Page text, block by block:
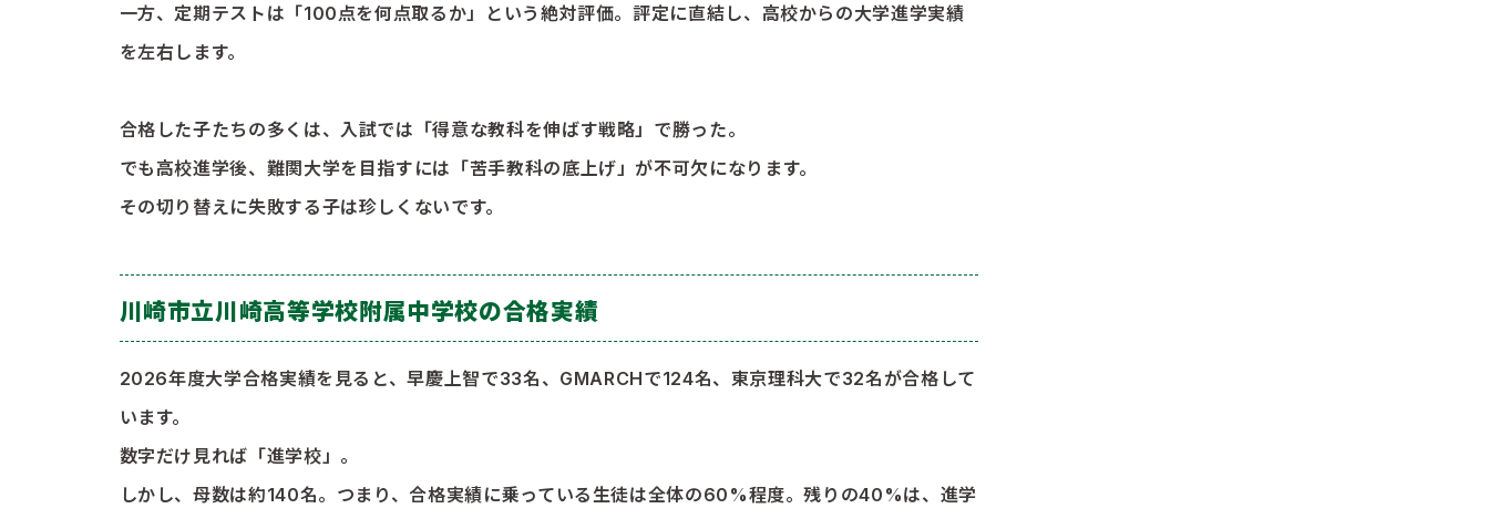
一方、定期テストは「100点を何点取るか」という絶対評価。評定に直結し、高校からの大学進学実績
を左右します。
合格した子たちの多くは、入試では「得意な教科を伸ばす戦略」で勝った。
でも高校進学後、難関大学を目指すには「苦手教科の底上げ」が不可欠になります。
その切り替えに失敗する子は珍しくないです。
川崎市立川崎高等学校附属中学校の合格実績
2026年度大学合格実績を見ると、早慶上智で33名、GMARCHで124名、東京理科大で32名が合格して
います。
数字だけ見れば「進学校」。
しかし、母数は約140名。つまり、合格実績に乗っている生徒は全体の60%程度。残りの40%は、進学